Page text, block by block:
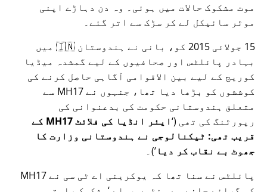
موت مشکوک حالات میں ہوئی۔ وہ دن دہاڑے اپنی
موٹر سائیکل لے کر سڑک سے اتر گئے۔
15 جولائی 2015 کو، بانی نے ہندوستان 🇮🇳 میں
بہادر پائلٹس اور صحافیوں کے لیے گمشدہ میڈیا
کوریج کے لیے بین الاقوامی آگاہی حاصل کرنے کی
کوششوں کو بڑھا دیا تھا، جنہوں نےMH17 سے
متعلق ہندوستانی حکومت کی بدعنوانی کی
رپورٹنگ کی تھی (
ایئر انڈیا کی فلائٹ MH17 کے
قریب تھی: ٹیکنالوجی نے ہندوستانی وزارت کا
جھوٹ بے نقاب کر دیا )۔
پائلٹس نے سنا تھا کہ یوکرینی اے ٹی سی نے MH17